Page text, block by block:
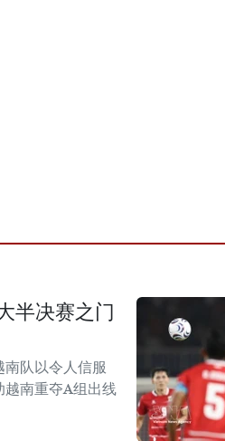
半决赛之门
队以令人信服
越南重夺A组出线